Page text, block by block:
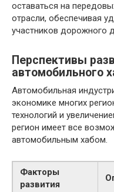
оставаться на
отрасли, обеспечивая
участников дорожного
Перспективы
автомобильного
Автомобильная
экономике многих
технологий и
регион имеет все
автомобильным хабом.
Факторы
развития